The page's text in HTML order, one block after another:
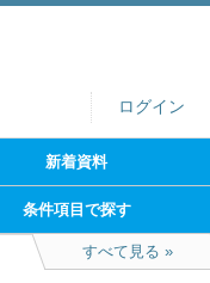
ログイン
新着資料
条件項目で探す
すべて見る